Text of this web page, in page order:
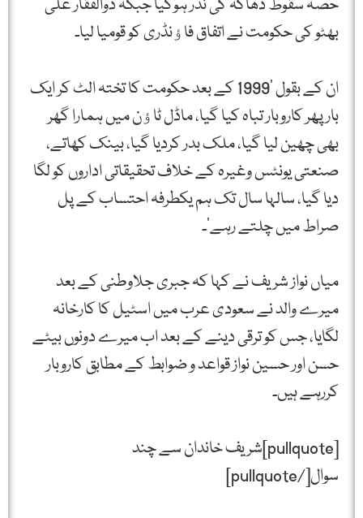
حصہ سقوط ڈھاکہ کی نذر ہوگیا جبکہ ذوالفقار علی
بھٹو کی حکومت نے اتفاق فاﺅنڈری کو قومیا لیا۔
ان کے بقول ‘1999 کے بعد حکومت کا تختہ الٹ کر ایک
بار پھر کاروبار تباہ کیا گیا، ماڈل ٹاﺅن میں ہمارا گھر
بھی چھین لیا گیا، ملک بدر کردیا گیا، بینک کھاتے،
صنعتی یونٹس وغیرہ کے خلاف تحقیقاتی اداروں کو لگا
دیا گیا، سالہا سال تک ہم یکطرفہ احتساب کے پل
صراط میں چلتے رہے’۔
میاں نواز شریف نے کہا کہ جبری جلاوطنی کے بعد
میرے والد نے سعودی عرب میں اسٹیل کا کارخانہ
لگایا، جس کو ترقی دینے کے بعد اب میرے دونوں بیٹے
حسن اور حسین نواز قواعد و ضوابط کے مطابق کاروبار
کررہے ہیں۔
[pullquote]شریف خاندان سے چند
سوال[/pullquote]